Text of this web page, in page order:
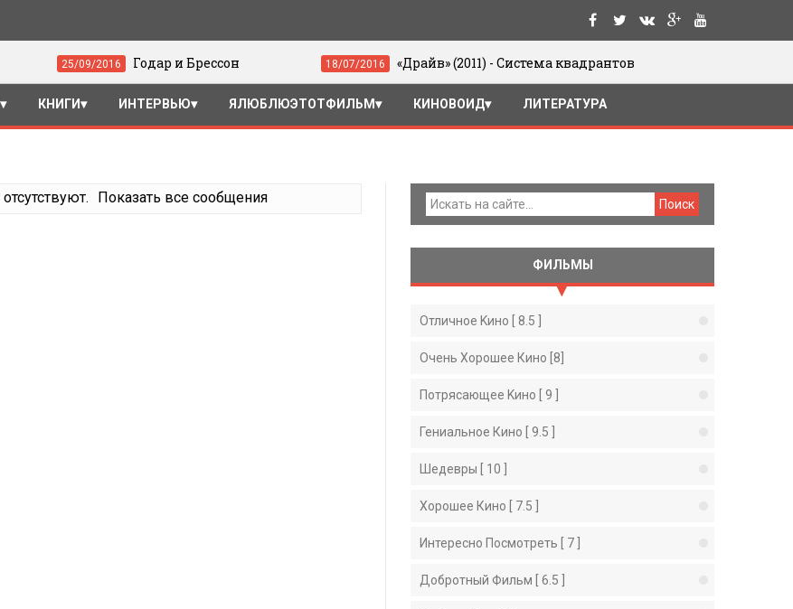
Годар и Брессон «Драйв» (2011) - Система квадрантов
КНИГИ ИНТЕРВЬЮ ЯЛЮБЛЮЭТОТФИЛЬМ КИНОВОИД ЛИТЕРАТУРА
отсутствуют. Показать все сообщения
ФИЛЬМЫ
Отличное Kино [ 8.5 ]
Очень Хорошее Кино [8]
Потрясающее Kино [ 9 ]
Гениальное Кино [ 9.5 ]
Шедевры [ 10 ]
Хорошее Кино [ 7.5 ]
Интересно Посмотреть [ 7 ]
Добротный Фильм [ 6.5 ]